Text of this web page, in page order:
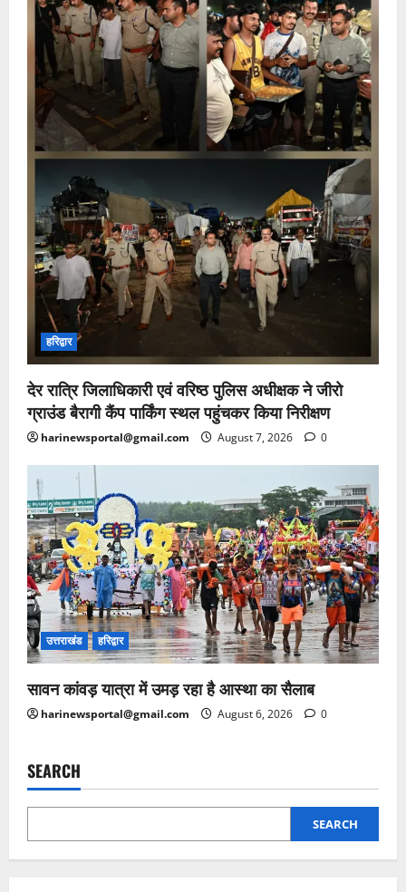
हरिद्वार
देर रात्रि जिलाधिकारी एवं वरिष्ठ पुलिस अधीक्षक ने जीरो
ग्राउंड बैरागी कैंप पार्किंग स्थल पहुंचकर किया निरीक्षण
harinewsportal@gmail.com August 7, 2026 0
उत्तराखंड हरिद्वार
सावन कांवड़ यात्रा में उमड़ रहा है आस्था का सैलाब
harinewsportal@gmail.com August 6, 2026 0
SEARCH
SEARCH